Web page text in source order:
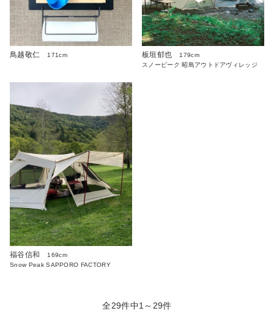
鳥越敬仁 171cm 板垣郁也
179cm
スノーピーク 昭島アウトドアヴィレッジ
福谷信和
169cm
Snow Peak SAPPORO FACTORY
全29件中1～29件